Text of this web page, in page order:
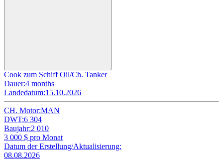
Cook zum Schiff Oil/Ch. Tanker
Dauer:4 months
Landedatum:15.10.2026
CH. Motor:MAN
DWT:6 304
Baujahr:2 010
3 000 $ pro Monat
Datum der Erstellung/Aktualisierung:
08.08.2026